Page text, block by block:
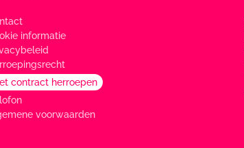
informatie
contract herroepen
voorwaarden